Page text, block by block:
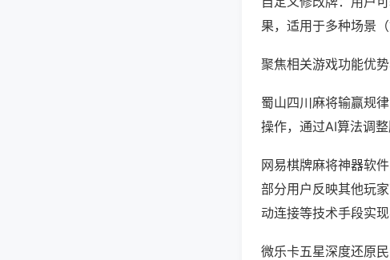
果，适用于多种场景
聚焦相关游戏功能优势
蜀山四川麻将输赢规
操作，通过AI算法调整
网易棋牌麻将神器软
部分用户反映其他玩
动连接等技术手段实现
微乐卡五星深度还原